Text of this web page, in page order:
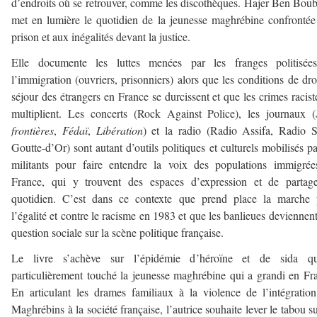
met en lumière le quotidien de la jeunesse maghrébine
prison et aux inégalités devant la justice.
Elle documente les luttes menées par les franges
l’immigration (ouvriers, prisonniers) alors que les conditions de
séjour des étrangers en France se durcissent et que les crimes
multiplient. Les concerts (Rock Against Police), les journaux (
frontières, Fédaï, Libération) et la radio (Radio Assifa, Radio
Goutte-d’Or) sont autant d’outils politiques et culturels mobilisés
militants pour faire entendre la voix des populations
France, qui y trouvent des espaces d’expression et de
quotidien. C’est dans ce contexte que prend place la marche
l’égalité et contre le racisme en 1983 et que les banlieues
question sociale sur la scène politique française.
Le livre s’achève sur l’épidémie d’héroïne et de sida
particulièrement touché la jeunesse maghrébine qui a grandi en
En articulant les drames familiaux à la violence de
Maghrébins à la société française, l’autrice souhaite lever le tabou